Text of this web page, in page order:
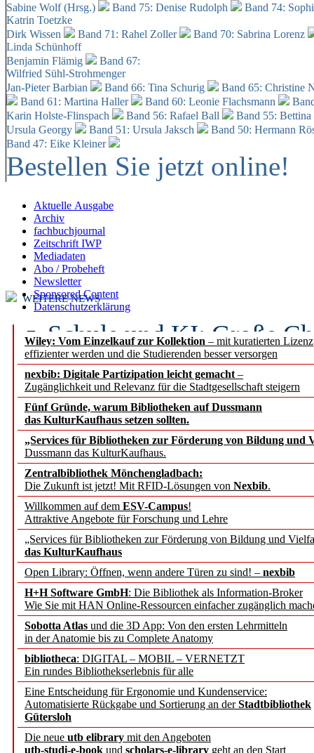
Sabine Wolf (Hrsg.)
Band 75: Denise Rudolph
Band 74:
Katrin Toetzke
Dirk Wissen
Band 71: Rahel Zoller
Band 70: Sabrina Lorenz
Linda Schünhoff
Benjamin Flämig
Band 67:
Wilfried Sühl-Strohmenger
Jan-Pieter Barbian
Band 66: Tina Schurig
Band 65: Christine
Band 61: Martina Haller
Band 60: Leonie Flachsmann
Karin Holste-Flinspach
Band 56: Rafael Ball
Band 55:
Ursula Georgy
Band 51: Ursula Jaksch Band 50: Hermann
Band 47: Eike Kleiner
Bestellen Sie jetzt online!
Aktuelle Ausgabe
Archiv
fachbuchjournal
Zeitschrift IWP
Mediadaten
Abo / Probeheft
Newsletter
Sponsored Content
Datenschutzerklärung
Wiley: Vom Einzelkauf zur Kollektion – mit kuratierten
effizienter werden und die Studierenden besser versorgen
nexbib: Digitale Partizipation leicht gemacht –
Zugänglichkeit und Relevanz für die Stadtgesellschaft steigern
Fünf Gründe, warum Bibliotheken auf Dussmann
das KulturKaufhaus setzen sollten.
„Services für Bibliotheken zur Förderung von Bildung und
Dussmann das KulturKaufhaus.
Zentralbibliothek Mönchengladbach:
Die Zukunft ist jetzt! Mit RFID-Lösungen von Nexbib.
Willkommen auf dem ESV-Campus!
Attraktive Angebote für Forschung und Lehre
„Services für Bibliotheken zur Förderung von Bildung und
das KulturKaufhaus
Open Library: Öffnen, wenn andere Türen zu sind! – nexbib
H+H Software GmbH: Die Bibliothek als Information-Broker
Wie Sie mit HAN Online-Ressourcen einfacher zugänglich
Sobotta Atlas und die 3D App: Von den ersten Lehrmitteln
in der Anatomie bis zu Complete Anatomy
bibliotheca: DIGITAL – MOBIL – VERNETZT
Ein rundes Bibliothekserlebnis für alle
Eine Entscheidung für Ergonomie und Kundenservice:
Automatisierte Rückgabe und Sortierung an derStadtbibliothek
Gütersloh
Die neue utb elibrary mit den Angeboten
utb-studi-e-book und scholars-e-library geht an den Start
WEITERE NEWS
Schule und KI: Große
Voraussetzungen
Erfolgreiches erstes
Segment Research –
angepasst
konstruktiv!
Mohr Siebeck
und die Zeitschrift für
Francke Attempto
EBSCO Information
Recherchefunktionen in
Sorbisches Institut neu
Geschichte und